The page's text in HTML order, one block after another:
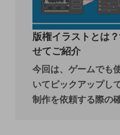
版権イラストとは
せてご紹介
今回は、ゲームでも
いてピックアップし
制作を依頼する際の